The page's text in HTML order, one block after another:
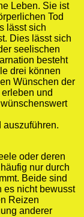
Leben. Sie ist
Tod
lässt sich
Dies lässt sich
seelischen
besteht
drei können
Wünschen der
und
oder deren
nur durch
Beide sind
es nicht bewusst
Reizen
anderer